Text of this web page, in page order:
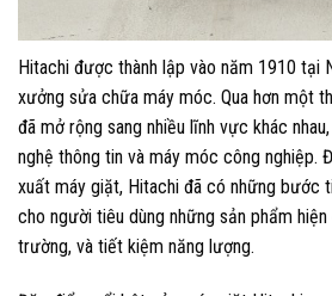
Hitachi được thành lập vào năm 1910 tại
xưởng sửa chữa máy móc. Qua hơn một
đã mở rộng sang nhiều lĩnh vực khác
nghệ thông tin và máy móc công nghiệp.
xuất máy giặt, Hitachi đã có những bước
cho người tiêu dùng những sản phẩm
trường, và tiết kiệm năng lượng.